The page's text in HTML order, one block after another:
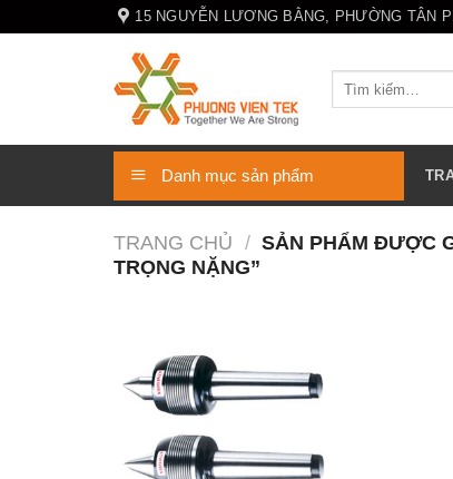
15 NGUYỄN LƯƠNG BẰNG, PHƯỜNG TÂN
Danh mục sản phẩm
TRANG CHỦ / SẢN PHẨM ĐƯỢC
TRỌNG NẶNG”